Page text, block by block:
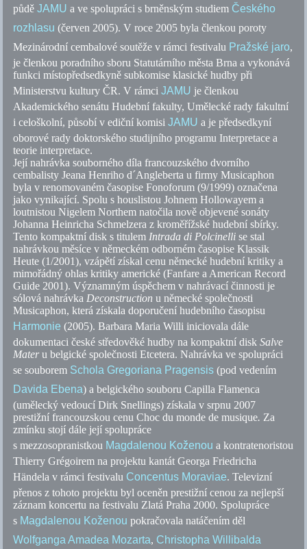
půděJAMU a ve spolupráci s brněnským studiem Českého
rozhlasu (červen 2005). V roce 2005 byla členkou poroty
Mezinárodní cembalové soutěže v rámci festivalu Pražské jaro,
je členkou poradního sboru Statutárního města Brna a vykonává
funkci místopředsedkyně subkomise klasické hudby při
Ministerstvu kultury ČR. V rámciJAMU je členkou
Akademického senátu Hudební fakulty, Umělecké rady fakultní
i celoškolní, působí v ediční komisiJAMU a je předsedkyní
oborové rady doktorského studijního programu Interpretace a
teorie interpretace.
Její nahrávka souborného díla francouzského dvorního
cembalisty Jeana Henriho d´Angleberta u firmy Musicaphon
byla v renomovaném časopise Fonoforum (9/1999) označena
jako vynikající. Spolu s houslistou Johnem Hollowayem a
loutnistou Nigelem Northem natočila nově objevené sonáty
Johanna Heinricha Schmelzera z kroměřížské hudební sbírky.
Tento kompaktní disk s titulemIntrada di Polcinelli se stal
nahrávkou měsíce v německém odborném časopise Klassik
Heute (1/2001), vzápětí získal cenu německé hudební kritiky a
mimořádný ohlas kritiky americké (Fanfare a American Record
Guide 2001). Významným úspěchem v nahrávací činnosti je
sólová nahrávkaDeconstruction u německé společnosti
Musicaphon, která získala doporučení hudebního časopisu
Harmonie (2005). Barbara Maria Willi iniciovala dále
dokumentaci české středověké hudby na kompaktní diskSalve
Mater u belgické společnosti Etcetera. Nahrávka ve spolupráci
se souborem Schola Gregoriana Pragensis (pod vedením
Davida Ebena) a belgického souboru Capilla Flamenca
(umělecký vedoucí Dirk Snellings) získala v srpnu 2007
prestižní francouzskou cenu Choc du monde de musique. Za
zmínku stojí dále její spolupráce
s mezzosopranistkou Magdalenou Koženou a kontratenoristou
Thierry Grégoirem na projektu kantát Georga Friedricha
Händela v rámci festivalu Concentus Moraviae. Televizní
přenos z tohoto projektu byl oceněn prestižní cenou za nejlepší
záznam koncertu na festivalu Zlatá Praha 2000. Spolupráce
s Magdalenou Koženou pokračovala natáčením děl
Wolfganga Amadea Mozarta, Christopha Willibalda